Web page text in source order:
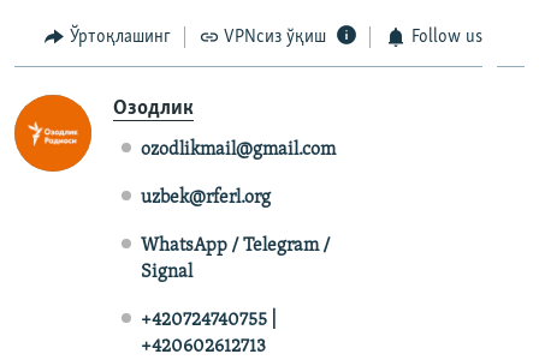
Ўртоқлашинг VPNсиз ўқиш Follow us
Озодлик
ozodlikmail@gmail.com
uzbek@rferl.org
WhatsApp / Telegram /
Signal
+420724740755 |
+420602612713